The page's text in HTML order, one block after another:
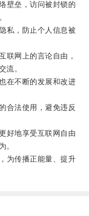
垒，访问被封锁的
，防止个人信息被
网上的言论自由，
流。
不断的发展和改进
法使用，避免违反
地享受互联网自由
。
传播正能量、提升